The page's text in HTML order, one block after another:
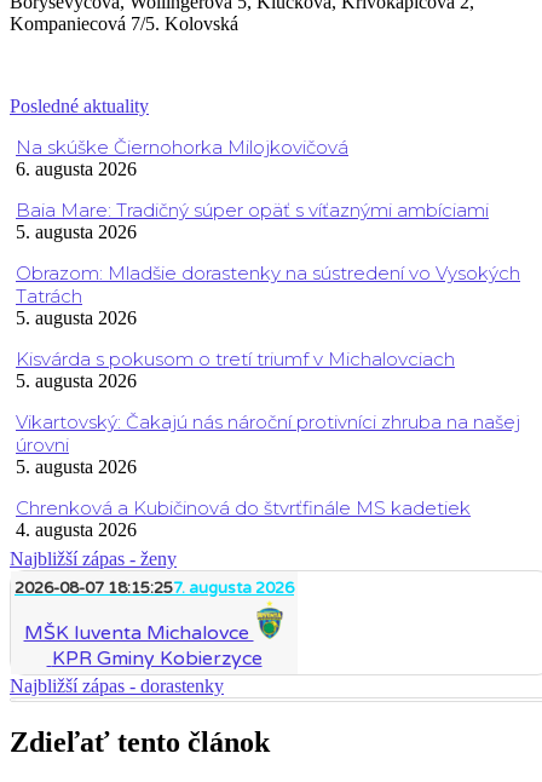
Kompaniecová 7/5. Kolovská
Posledné aktuality
Na skúške Čiernohorka Milojkovičová
6. augusta 2026
Baia Mare: Tradičný súper opäť s víťaznými ambíciami
5. augusta 2026
Obrazom: Mladšie dorastenky na sústredení vo Vysokých
Tatrách
5. augusta 2026
Kisvárda s pokusom o tretí triumf v Michalovciach
5. augusta 2026
Vikartovský: Čakajú nás nároční protivníci zhruba na našej
úrovni
5. augusta 2026
Chrenková a Kubičinová do štvrťfinále MS kadetiek
4. augusta 2026
Najbližší zápas - ženy
2026-08-07 18:15:257. augusta 2026
MŠK Iuventa Michalovce
KPR Gminy Kobierzyce
Najbližší zápas - dorastenky
Zdieľať tento článok